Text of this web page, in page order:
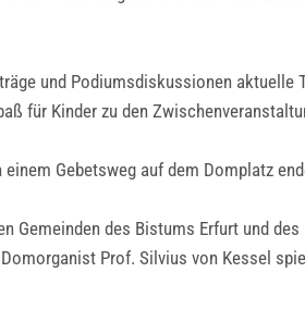
und Podiumsdiskussionen aktuelle
für Kinder zu den
Gebetsweg auf dem Domplatz
Gemeinden des Bistums Erfurt und des
Prof. Silvius von Kessel